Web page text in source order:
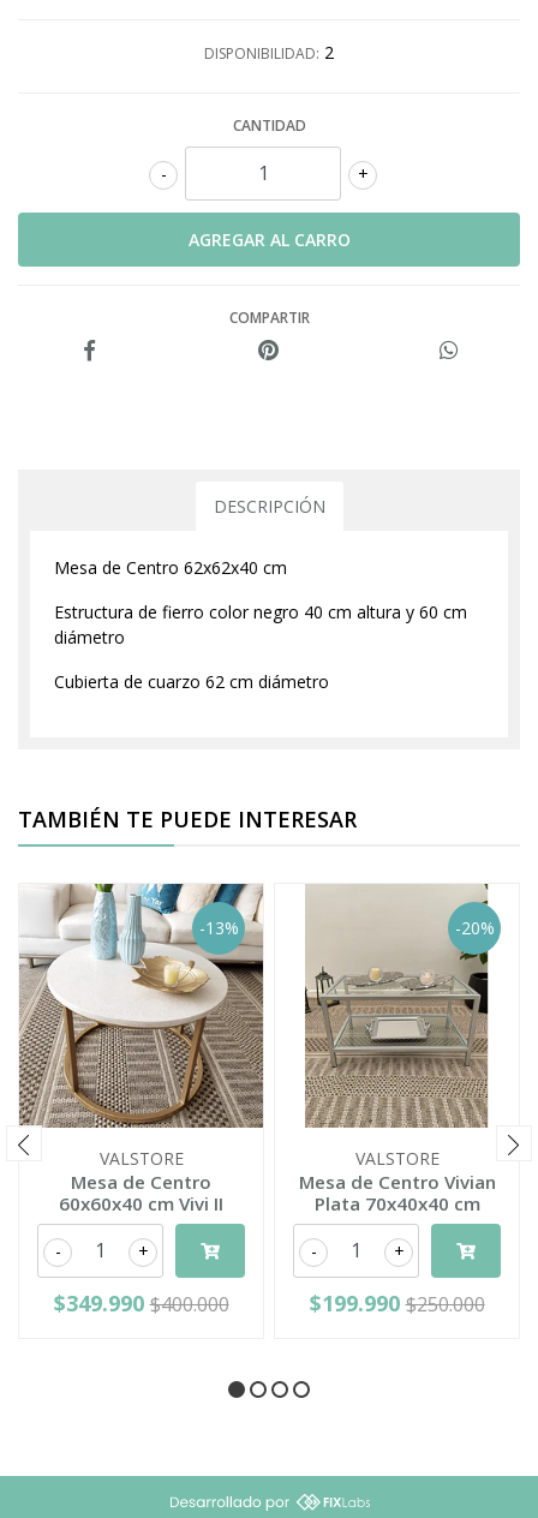
DISPONIBILIDAD: 2
CANTIDAD
+
-
COMPARTIR
DESCRIPCIÓN
Mesa de Centro 62x62x40 cm
Estructura de fierro color negro 40 cm altura y 60 cm
diámetro
Cubierta de cuarzo 62 cm diámetro
TAMBIÉN TE PUEDE INTERESAR
-13%
VALSTORE
Mesa de Centro
60x60x40 cm Vivi II
+
-
$349.990 $400.000
-20%
VALSTORE
Mesa de Centro Vivian
Plata 70x40x40 cm
+
-
$199.990 $250.000